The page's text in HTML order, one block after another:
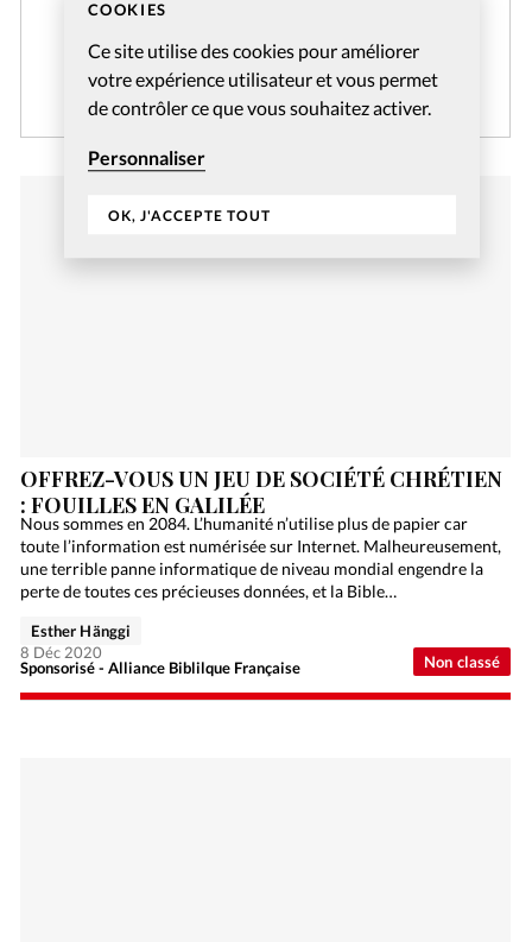
COOKIES
Ce site utilise des cookies pour améliorer
votre expérience utilisateur et vous permet
de contrôler ce que vous souhaitez activer.
Personnaliser
OK, J'ACCEPTE TOUT
CRÉER MON COMPTE
Non classé
OFFREZ-VOUS UN JEU DE SOCIÉTÉ CHRÉTIEN
: FOUILLES EN GALILÉE
Nous sommes en 2084. L’humanité n’utilise plus de papier car
toute l’information est numérisée sur Internet. Malheureusement,
une terrible panne informatique de niveau mondial engendre la
perte de toutes ces précieuses données, et la Bible…
Sponsorisé - Alliance Biblilque Française
Esther Hänggi
8 Déc 2020